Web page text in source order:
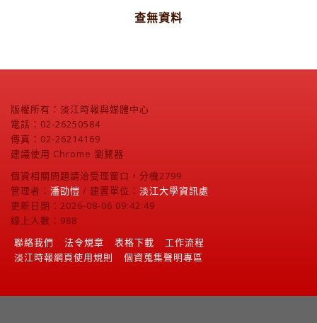
查無資料
版權所有：淡江時報與媒體中心
電話：02-26250584
傳真：02-26214169
建議使用 Chrome 瀏覽器
個資相關問題請洽受理窗口，分機2799
管理者： 潘劭愷 / 建置單位： 淡江大學資訊處
更新日期：2026-08-06 09:42:49
線上人數：988
聯絡我們
法令規章 表格下載
工作流程
淡江時報網頁使用規則
個資蒐集聲明專區